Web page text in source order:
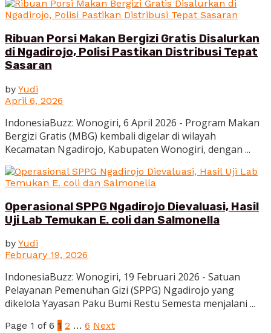
Ribuan Porsi Makan Bergizi Gratis Disalurkan
di Ngadirojo, Polisi Pastikan Distribusi Tepat
Sasaran
by Yudi
April 6, 2026
IndonesiaBuzz: Wonogiri, 6 April 2026 - Program Makan
Bergizi Gratis (MBG) kembali digelar di wilayah
Kecamatan Ngadirojo, Kabupaten Wonogiri, dengan ...
Operasional SPPG Ngadirojo Dievaluasi, Hasil
Uji Lab Temukan E. coli dan Salmonella
by Yudi
February 19, 2026
IndonesiaBuzz: Wonogiri, 19 Februari 2026 - Satuan
Pelayanan Pemenuhan Gizi (SPPG) Ngadirojo yang
dikelola Yayasan Paku Bumi Restu Semesta menjalani ...
Page 1 of 6 1 2 … 6 Next